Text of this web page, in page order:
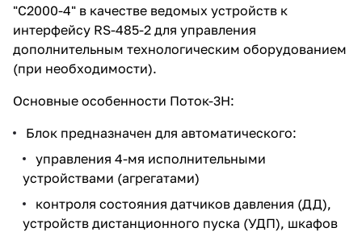
"С2000-4" в качестве ведомых устройств к
интерфейсу RS-485-2 для управления
дополнительным технологическим оборудованием
(при необходимости).
Основные особенности Поток-3Н:
Блок предназначен для автоматического:
управления 4-мя исполнительными
устройствами (агрегатами)
контроля состояния датчиков давления (ДД),
устройств дистанционного пуска (УДП), шкафов